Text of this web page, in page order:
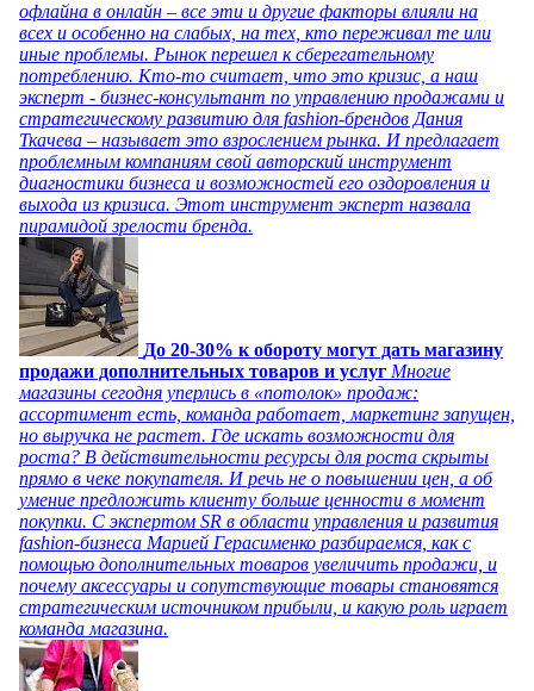
офлайна в онлайн – все эти и другие факторы влияли на
всех и особенно на слабых, на тех, кто переживал те или
иные проблемы. Рынок перешел к сберегательному
потреблению. Кто-то считает, что это кризис, а наш
эксперт - бизнес-консультант по управлению продажами и
стратегическому развитию для fashion-брендов Дания
Ткачева – называет это взрослением рынка. И предлагает
проблемным компаниям свой авторский инструмент
диагностики бизнеса и возможностей его оздоровления и
выхода из кризиса. Этот инструмент эксперт назвала
пирамидой зрелости бренда.
До 20-30% к обороту могут дать магазину
продажи дополнительных товаров и услуг Многие
магазины сегодня уперлись в «потолок» продаж:
ассортимент есть, команда работает, маркетинг запущен,
но выручка не растет. Где искать возможности для
роста? В действительности ресурсы для роста скрыты
прямо в чеке покупателя. И речь не о повышении цен, а об
умение предложить клиенту больше ценности в момент
покупки. С экспертом SR в области управления и развития
fashion-бизнеса Марией Герасименко разбираемся, как с
помощью дополнительных товаров увеличить продажи, и
почему аксессуары и сопутствующие товары становятся
стратегическим источником прибыли, и какую роль играет
команда магазина.